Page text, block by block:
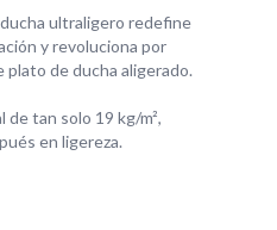
ultraligero redefine
y revoluciona por
de ducha aligerado.
tan solo 19 kg/m²,
en ligereza.